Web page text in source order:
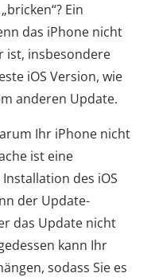
Ein
das iPhone nicht
ist, insbesondere
iOS Version, wie
anderen Update.
Ihr iPhone nicht
ist eine
des iOS
der Update-
das Update nicht
kann Ihr
sodass Sie es